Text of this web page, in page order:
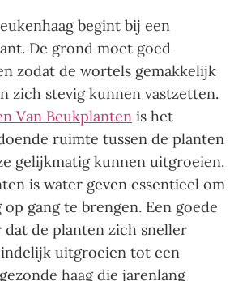
begint bij een
De grond moet goed
zodat de wortels gemakkelijk
zich stevig kunnen vastzetten.
Van Beukplanten is het
ruimte tussen de planten
gelijkmatig kunnen uitgroeien.
is water geven essentieel om
gang te brengen. Een goede
de planten zich sneller
uitgroeien tot een
haag die jarenlang